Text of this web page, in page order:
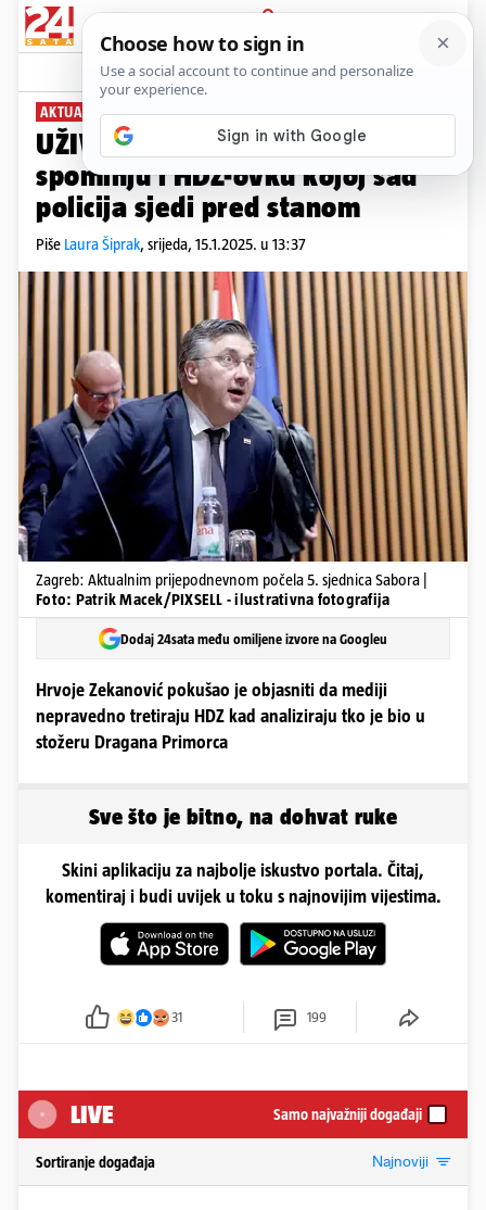
PRIJAVA
News Komentari
AKTUALAC
UŽIVO U Saboru opet zaiskrilo,
spominju i HDZ-ovku kojoj sad
policija sjedi pred stanom
Piše Laura Šiprak, srijeda, 15.1.2025. u 13:37
Zagreb: Aktualnim prijepodnevnom počela 5. sjednica Sabora |
Foto: Patrik Macek/PIXSELL - ilustrativna fotografija
Dodaj 24sata među omiljene izvore na Googleu
Hrvoje Zekanović pokušao je objasniti da mediji
nepravedno tretiraju HDZ kad analiziraju tko je bio u
stožeru Dragana Primorca
Sve što je bitno, na dohvat ruke
Skini aplikaciju za najbolje iskustvo portala. Čitaj,
komentiraj i budi uvijek u toku s najnovijim vijestima.
31 199
LIVE Samo najvažniji događaji
Sortiranje događaja Najnoviji